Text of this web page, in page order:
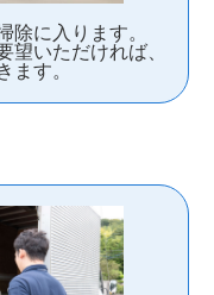
除に入ります。
望いただければ、
ます。